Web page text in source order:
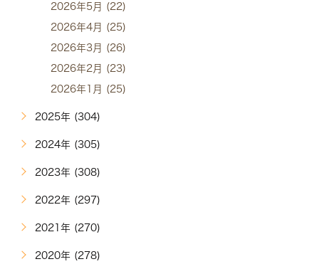
2026年5月 (22)
2026年4月 (25)
2026年3月 (26)
2026年2月 (23)
2026年1月 (25)
2025年 (304)
2024年 (305)
2023年 (308)
2022年 (297)
2021年 (270)
2020年 (278)